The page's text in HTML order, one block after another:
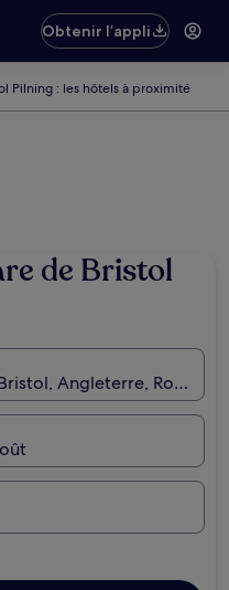
Obtenir l’appli
Pilning : les hôtels à proximité
de Bristol
Angleterre,